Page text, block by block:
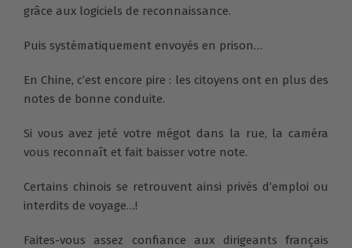
grâce aux logiciels de reconnaissance.
Puis systématiquement envoyés en prison…
En Chine, c’est encore pire : les citoyens ont en plus des
notes de bonne conduite.
Si vous avez jeté votre mégot dans la rue, la caméra
vous reconnaît et fait baisser votre note.
Certains chinois se retrouvent ainsi privés d’emploi ou
interdits de voyage…!
Faites-vous assez confiance aux dirigeants français